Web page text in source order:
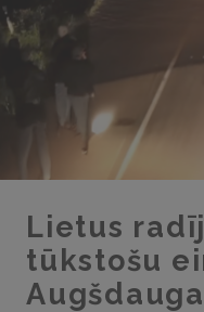
Lietus
tūkstošu